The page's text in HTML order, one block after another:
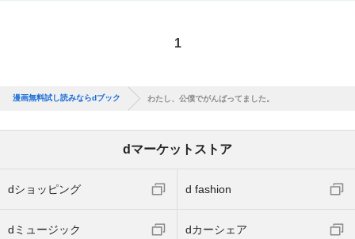
1
漫画無料試し読みならdブック わたし、公僕でがんばってました。
dマーケットストア
dショッピング d fashion
dミュージック dカーシェア